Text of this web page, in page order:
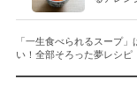
「一生食べられるスープ
い！全部そろった夢レシピ